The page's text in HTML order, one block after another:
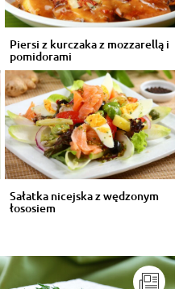
Piersi z kurczaka z mozzarellą i
pomidorami
Sałatka nicejska z wędzonym
łososiem